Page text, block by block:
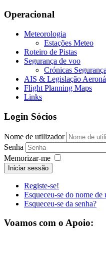
Operacional
Meteorologia
Estações Meteo
Roteiro de Pistas
Segurança de voo
Crónicas
AIS & Legislação
Flight Planning Maps
Links
Login Sócios
Nome de utilizador
Senha
Memorizar-me
Iniciar sessão
Registe-se!
Esqueceu-se do nome de
Esqueceu-se da senha?
Voamos com o Apoio: